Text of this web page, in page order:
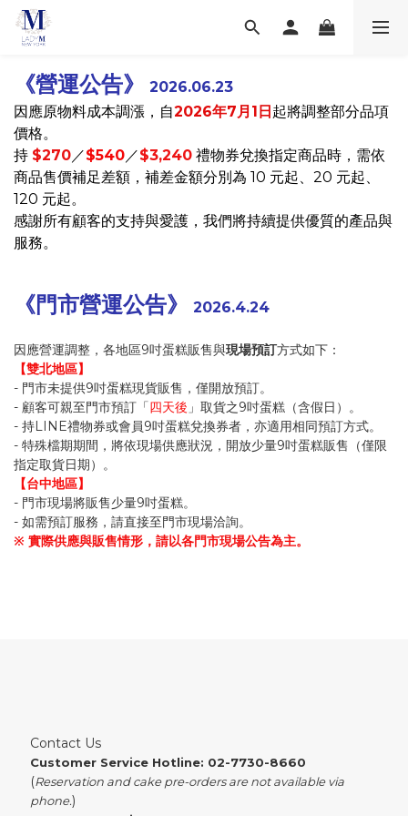
《營運公告》
2026.06.23
因應原物料成本調漲，自2026年7月1日起將調整部分品項
價格。
持 $270／$540／$3,240 禮物券兌換指定商品時，需依
商品售價補足差額，補差金額分別為 10 元起、20 元起、
120 元起。
感謝所有顧客的支持與愛護，我們將持續提供優質的產品與
服務。
《門市營運公告》 2026.4.24
因應營運調整，各地區9吋蛋糕販售與現場預訂方式如下：
【雙北地區】
- 門市未提供9吋蛋糕現貨販售，僅開放預訂。
- 顧客可親至門市預訂「四天後 」取貨之9吋蛋糕（含假日）。
- 持LINE禮物券或會員9吋蛋糕兌換券者，亦適用相同預訂方式。
- 特殊檔期期間，將依現場供應狀況，開放少量9吋蛋糕販售（僅限
指定取貨日期）。
【台中地區】
- 門市現場將販售少量9吋蛋糕。
- 如需預訂服務，請直接至門市現場洽詢。
※ 實際供應與販售情形，請以各門市現場公告為主。
Contact Us
Customer Service Hotline: 02-7730-8660
(Reservation and cake pre-orders are not available via
phone.)